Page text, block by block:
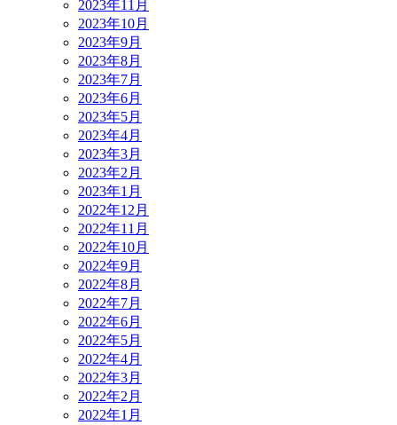
2023年11月
2023年10月
2023年9月
2023年8月
2023年7月
2023年6月
2023年5月
2023年4月
2023年3月
2023年2月
2023年1月
2022年12月
2022年11月
2022年10月
2022年9月
2022年8月
2022年7月
2022年6月
2022年5月
2022年4月
2022年3月
2022年2月
2022年1月